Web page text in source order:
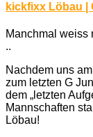
kickfixx Löbau |
Manchmal weiss
..
Nachdem uns
zum letzten G
dem „letzten
Mannschaften
Löbau!